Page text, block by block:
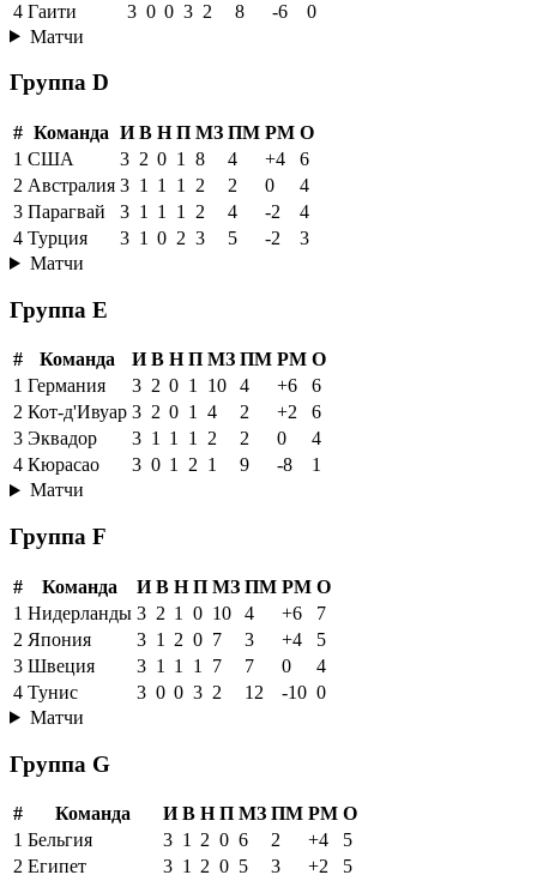
4 Гаити 3 0 0 3 2 8 -6
0
Матчи
Группа D
# Команда И В Н П МЗ ПМ РМ О
1 США 3 2 0 1 8 4 +4
6
2 Австралия 3 1 1 1 2 2 0
4
3 Парагвай 3 1 1 1 2 4 -2
4
4 Турция 3 1 0 2 3 5 -2
3
Матчи
Группа E
# Команда И В Н П МЗ ПМ РМ О
1 Германия 3 2 0 1 10 4 +6
6
2 Кот-д'Ивуар 3 2 0 1 4 2 +2
6
3 Эквадор 3 1 1 1 2 2 0
4
4 Кюрасао 3 0 1 2 1 9 -8
1
Матчи
Группа F
# Команда И В Н П МЗ ПМ РМ О
1 Нидерланды 3 2 1 0 10 4 +6
7
2 Япония 3 1 2 0 7 3 +4
5
3 Швеция 3 1 1 1 7 7 0
4
4 Тунис 3 0 0 3 2 12 -10 0
Матчи
Группа G
# Команда И В Н П МЗ ПМ РМ О
1 Бельгия 3 1 2 0 6 2 +4
5
2 Египет 3 1 2 0 5 3 +2
5